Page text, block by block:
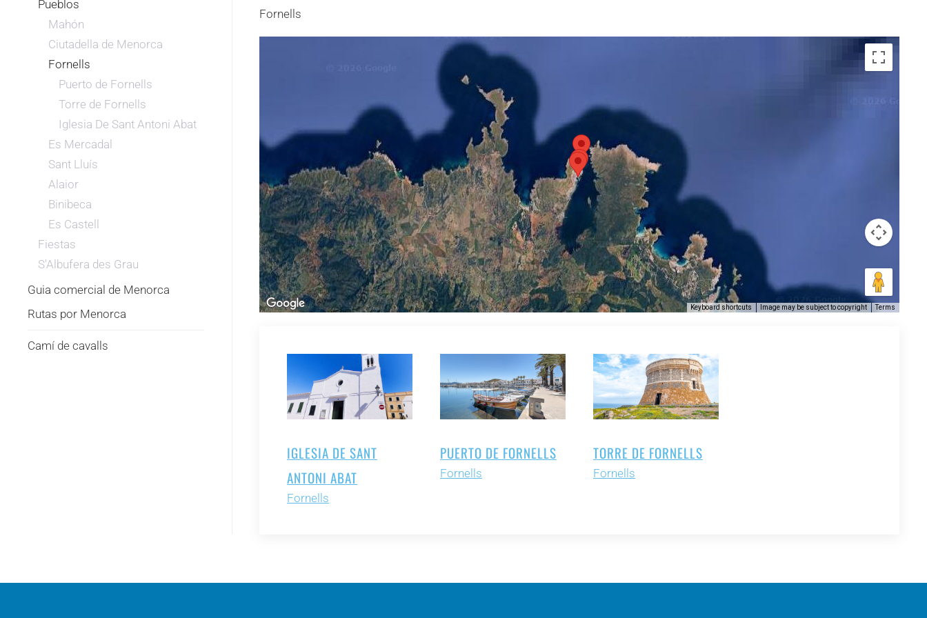
Fornells
Keyboard shortcuts Image may be subject to copyright Terms
IGLESIA DE SANT
ANTONI ABAT
Fornells
PUERTO DE FORNELLS
Fornells
TORRE DE FORNELLS
Fornells
Pueblos
Mahón
Ciutadella de Menorca
Fornells
Puerto de Fornells
Torre de Fornells
Iglesia De Sant Antoni Abat
Es Mercadal
Sant Lluís
Alaior
Binibeca
Es Castell
Fiestas
S'Albufera des Grau
Guia comercial de Menorca
Rutas por Menorca
Camí de cavalls